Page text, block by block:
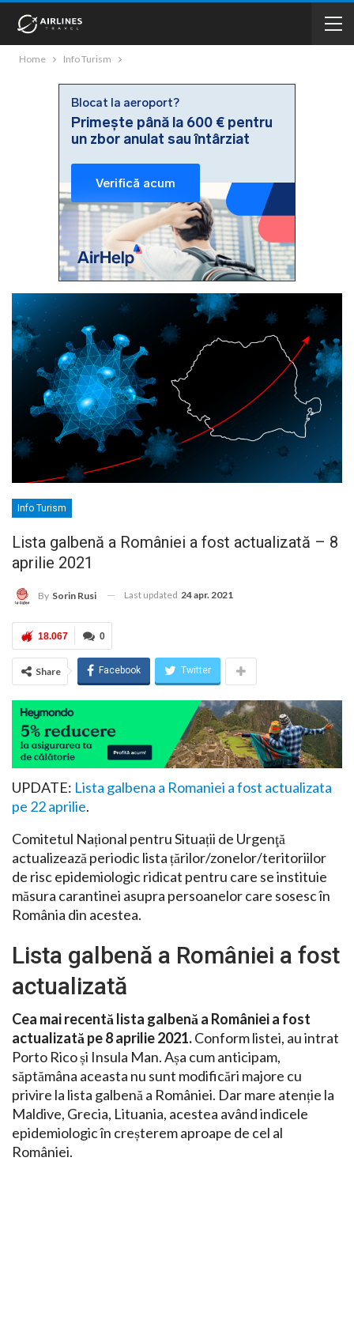
Home Info Turism
Info Turism
Lista galbenă a României a fost actualizată – 8
aprilie 2021
By Sorin Rusi Last updated 24 apr. 2021
0
18.067
Share Facebook Twitter
UPDATE: Lista galbena a Romaniei a fost actualizata
pe 22 aprilie.
Comitetul Național pentru Situații de Urgenţă
actualizează periodic lista țărilor/zonelor/teritoriilor
de risc epidemiologic ridicat pentru care se instituie
măsura carantinei asupra persoanelor care sosesc în
România din acestea.
Lista galbenă a României a fost
actualizată
Cea mai recentă lista galbenă a României a fost
actualizată pe 8 aprilie 2021.Conform listei, au intrat
Porto Rico și Insula Man. Așa cum anticipam,
săptămâna aceasta nu sunt modificări majore cu
privire la lista galbenă a României. Dar mare atenție la
Maldive, Grecia, Lituania, acestea având indicele
epidemiologic în creșterem aproape de cel al
României.